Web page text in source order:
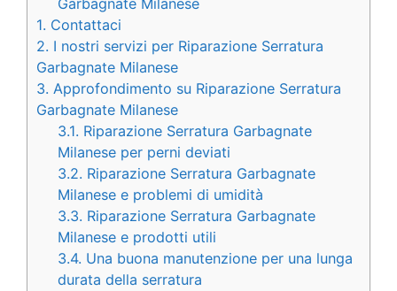
Garbagnate Milanese
1. Contattaci
2. I nostri servizi per Riparazione Serratura
Garbagnate Milanese
3. Approfondimento su Riparazione Serratura
Garbagnate Milanese
3.1. Riparazione Serratura Garbagnate
Milanese per perni deviati
3.2. Riparazione Serratura Garbagnate
Milanese e problemi di umidità
3.3. Riparazione Serratura Garbagnate
Milanese e prodotti utili
3.4. Una buona manutenzione per una lunga
durata della serratura